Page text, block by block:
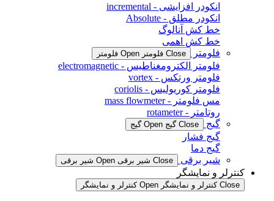
انکودر افزایشی - incremental
انکودر مطلق - Absolute
خط کش آنالوگ
خط کش اهمی
فلومتر
Close فلومتر Open فلومتر
فلومتر الکترومغناطیس - electromagnetic
فلومتر ورتکس - vortex
فلومتر کوریولیس - coriolis
مس فلومتر - mass flowmeter
روتامتر - rotameter
گیج
Close گیج Open گیج
گیج فشار
گیج دما
شیر برقی
Close شیر برقی Open شیر برقی
کنترلر و نمایشگر
Close کنترلر و نمایشگر Open کنترلر و نمایشگر